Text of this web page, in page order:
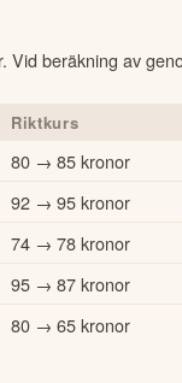
beräkning av
Riktkurs
80 → 85 kronor
92 → 95 kronor
74 → 78 kronor
95 → 87 kronor
80 → 65 kronor